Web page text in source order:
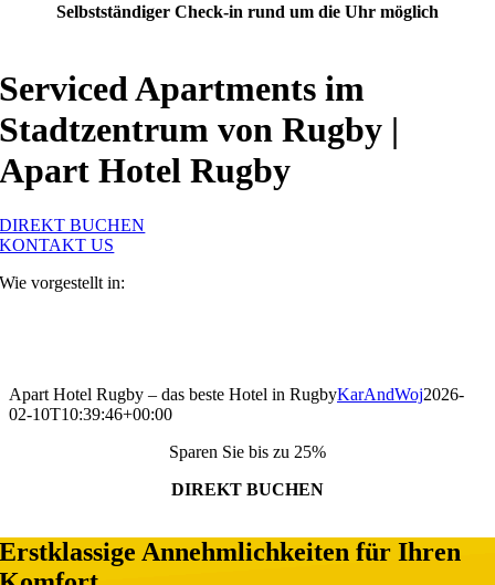
Selbstständiger Check-in rund um die Uhr möglich
Serviced Apartments im
Stadtzentrum von Rugby |
Apart Hotel Rugby
DIREKT BUCHEN
KONTAKT US
Wie vorgestellt in:
Apart Hotel Rugby – das beste Hotel in RugbyKarAndWoj2026-
02-10T10:39:46+00:00
Sparen Sie bis zu 25%
DIREKT BUCHEN
Erstklassige Annehmlichkeiten für Ihren